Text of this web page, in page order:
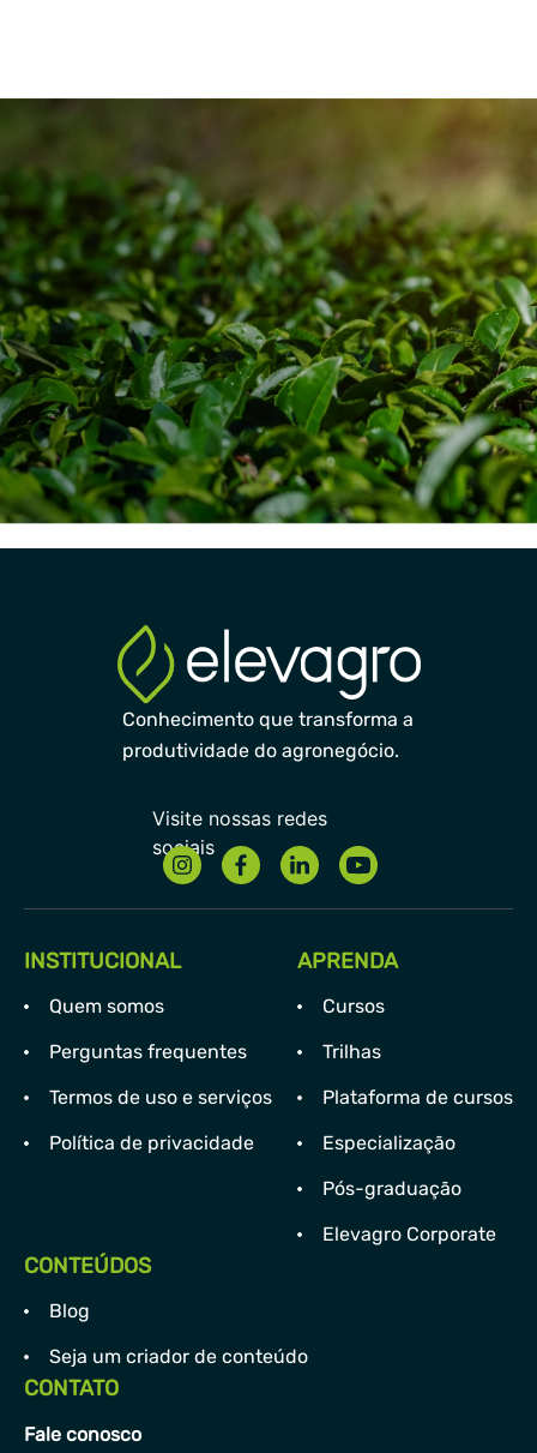
Conhecimento que transforma a
produtividade do agronegócio.
INSTITUCIONAL
Quem somos
Perguntas frequentes
Termos de uso e serviços
Política de privacidade
APRENDA
Cursos
Trilhas
Plataforma de cursos
Especialização
Pós-graduação
Elevagro Corporate
CONTEÚDOS
Blog
Seja um criador de conteúdo
CONTATO
Fale conosco